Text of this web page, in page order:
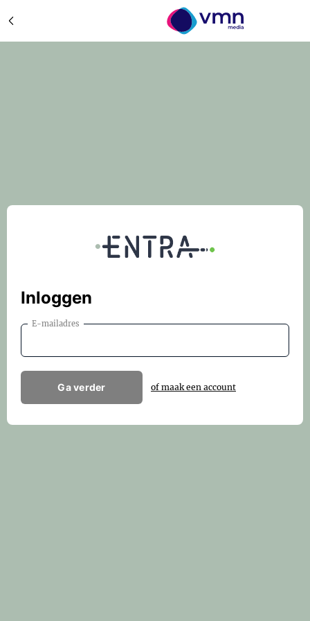
Inloggen
E-mailadres
Ga verder of maak een account